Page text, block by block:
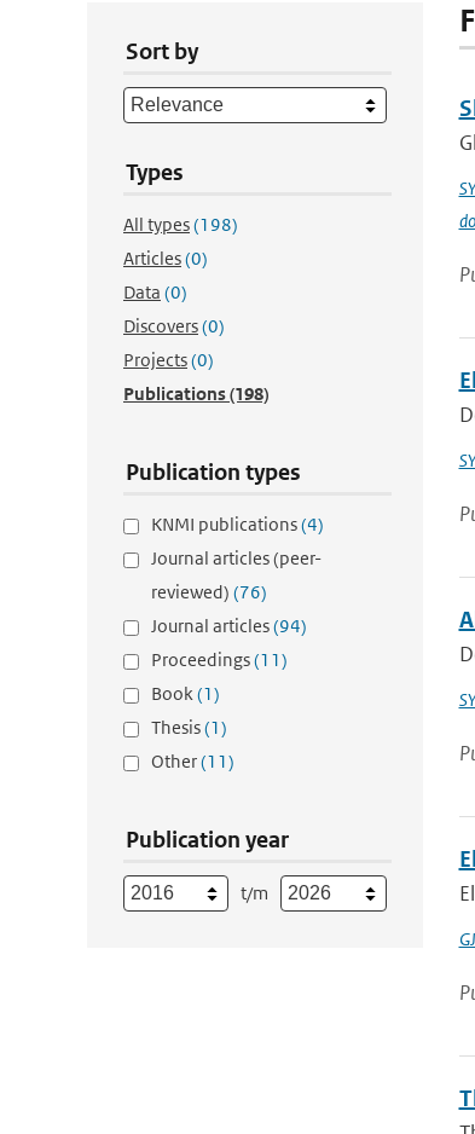
Sort by
Types
All types(198)
Articles(0)
Data (0)
Discovers(0)
Projects(0)
Publications(198)
Publication types
KNMI publications(4)
Journal articles (peer-
reviewed) (76)
Journal articles(94)
Proceedings(11)
Book(1)
Thesis(1)
Other(11)
Publication year
t/m